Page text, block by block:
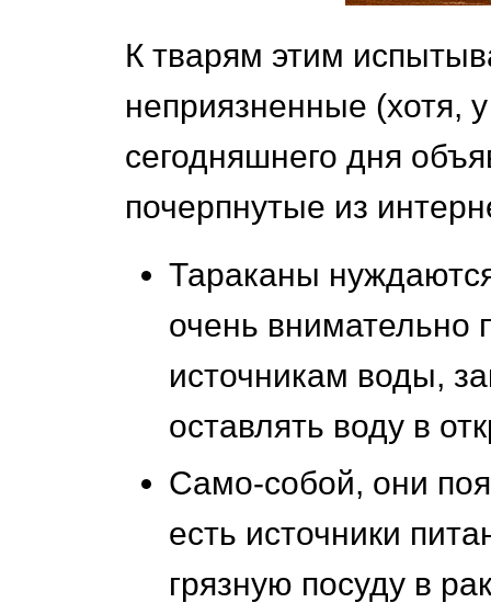
К тварям этим
неприязненные (хотя,
сегодняшнего дня
почерпнутые из
Тараканы
очень внимательно
источникам воды,
оставлять воду в
Само-собой, они
есть источники
грязную посуду в